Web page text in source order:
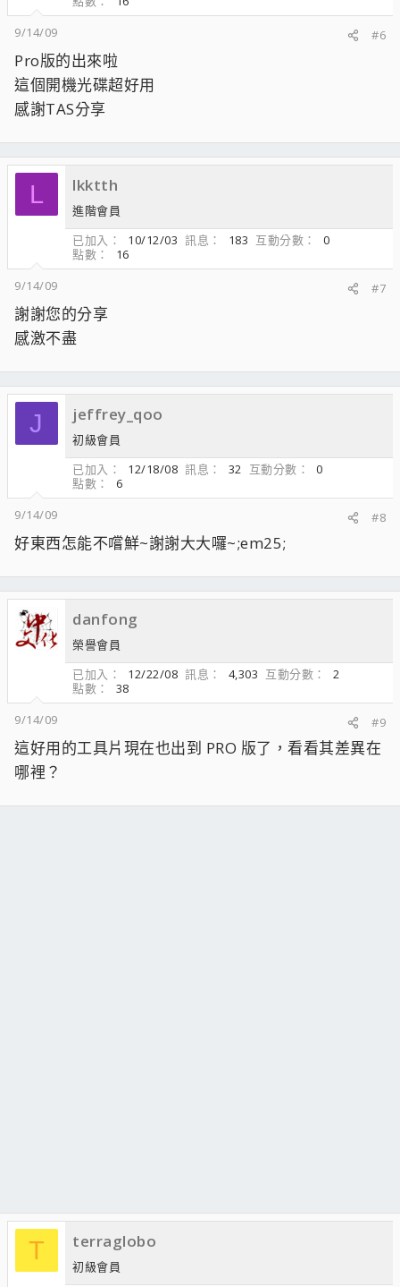
9/14/09
#6
Pro版的出來啦
這個開機光碟超好用
感謝TAS分享
L lkktth
進階會員
已加入
10/12/03 訊息 183 互動分數
0
點數
16
9/14/09
#7
謝謝您的分享
感激不盡
J jeffrey_qoo
初級會員
已加入
12/18/08 訊息 32 互動分數
0
點數
6
9/14/09
#8
好東西怎能不嚐鮮~謝謝大大囉~;em25;
danfong
榮譽會員
已加入
12/22/08 訊息 4,303 互動分數
2
點數
38
9/14/09
#9
這好用的工具片現在也出到 PRO 版了，看看其差異在
哪裡？
T terraglobo
初級會員